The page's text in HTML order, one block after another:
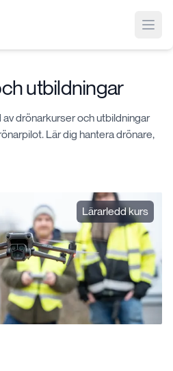
utbildningar
drönarkurser och utbildningar
Lär dig hantera drönare,
Lärarledd kurs